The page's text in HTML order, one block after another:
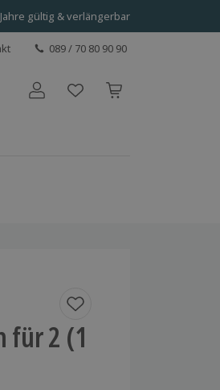
gültig & verlängerbar
089 / 70 80 90 90
Benutzerkonto
für 2 (1